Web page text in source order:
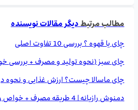
مطالب مرتبطدیگر مقالات نویسنده
چای یا قهوه ؟ بررسی 10 تفاوت اصلی
چای سبز (نحوه تولید و مصرف + بررسی
چای ماسالا چیست؟ ارزش غذایی و نحوه
دمنوش رازیانه | 4 طریقه مصرف + خواص و عوارض آن